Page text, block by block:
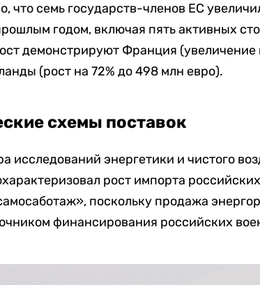
что семь государств-членов ЕС
годом, включая пять активных
демонстрируют Франция (увеличение
(рост на 72% до 498 млн евро).
схемы поставок
исследований энергетики и чистого
рост импорта
поскольку продажа
финансирования российских